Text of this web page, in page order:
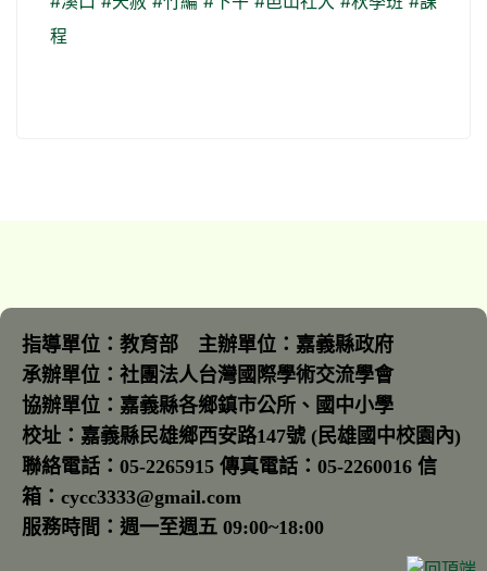
程
指導單位：教育部 主辦單位：嘉義縣政府
承辦單位：社團法人台灣國際學術交流學會
協辦單位：嘉義縣各鄉鎮市公所、國中小學
校址：嘉義縣民雄鄉西安路147號 (民雄國中校園內)
聯絡電話：05-2265915 傳真電話：05-2260016 信
箱：cycc3333@gmail.com
服務時間：週一至週五 09:00~18:00